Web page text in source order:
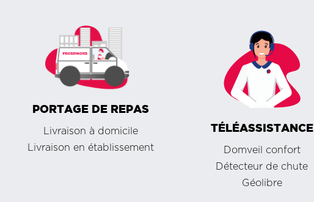
PORTAGE DE REPAS
Livraison à domicile
Livraison en établissement
TÉLÉASSISTANCE
Domveil confort
Détecteur de chute
Géolibre